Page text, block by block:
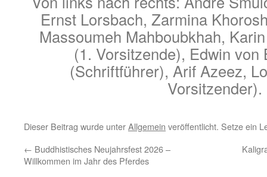
Ernst Lorsbach, Zarmina
Massoumeh Mahboubkhah,
(1. Vorsitzende), Edwin von
(Schriftführer), Arif Azeez,
Vorsitzender).
Dieser Beitrag wurde unterAllgemein veröffentlicht. Setze ein
← Buddhistisches Neujahrsfest 2026 –
Willkommen im Jahr des Pferdes